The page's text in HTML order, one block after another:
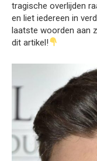
tragische overlijden
en liet iedereen in
laatste woorden aan
dit artikel!